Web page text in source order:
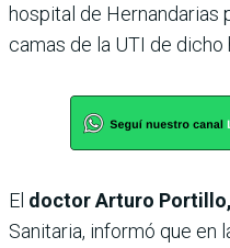
hospital de Hernandarias
camas de la UTI de dicho
El doctor Arturo Portillo,
Sanitaria, informó que en